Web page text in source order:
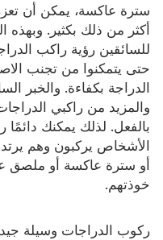
سترة عاكسة، يمكن أن تعزز
أكثر من ذلك بكثير. وبهذه
للسائقين رؤية راكب
حتى يتمكنوا من تجنب
الدراجة بكفاءة. والخبر
والمزيد من راكبي
بالفعل. لذلك يمكنك
الأشخاص يركبون وهم
أو سترة عاكسة أو
خوذتهم.
ركوب الدراجات وسيلة